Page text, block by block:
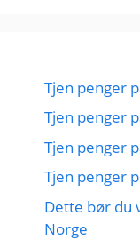
Tjen penger
Tjen penger
Tjen penger
Tjen penger
Dette bør du
Norge